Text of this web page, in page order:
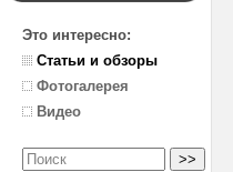
Это интересно:
Статьи и обзоры
Фотогалерея
Видео